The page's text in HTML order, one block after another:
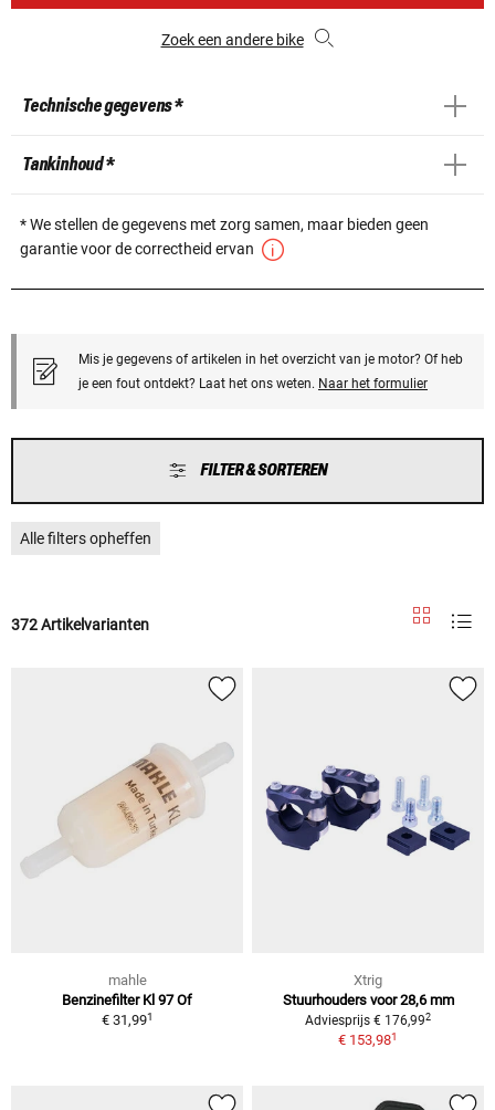
Zoek een andere bike
Technische gegevens *
Tankinhoud *
* We stellen de gegevens met zorg samen, maar bieden geen
garantie voor de correctheid ervan
Mis je gegevens of artikelen in het overzicht van je motor? Of heb
je een fout ontdekt? Laat het ons weten. Naar het formulier
FILTER & SORTEREN
Alle filters opheffen
372 Artikelvarianten
mahle
Benzinefilter Kl 97 Of
€ 31,991
Xtrig
Stuurhouders voor 28,6 mm
Adviesprijs € 176,992
€ 153,981